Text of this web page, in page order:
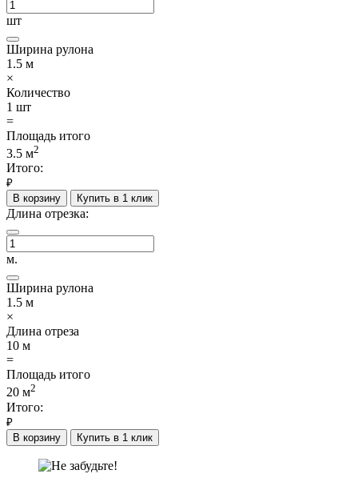
шт
Ширина рулона
1.5 м
×
Количество
1 шт
=
Площадь итого
3.5 м2
Итого:
₽
В корзину
Купить в 1 клик
Длина отрезка:
м.
Ширина рулона
1.5 м
×
Длина отреза
10 м
=
Площадь итого
20 м2
Итого:
₽
В корзину
Купить в 1 клик